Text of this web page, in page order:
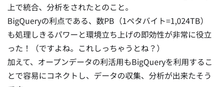
上で統合、分析をされたとのこと。
BigQueryの利点である、数PB（1ペタバイト=1,024TB）
も処理しきるパワーと環境立ち上げの即効性が非常に役立
った！（ですよね。これしっちゃうとね？）
加えて、オープンデータの利活用もBigQueryを利用するこ
とで容易にコネクトし、データの収集、分析が出来たそう